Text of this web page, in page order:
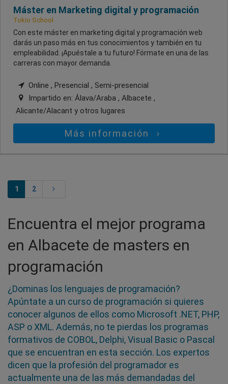
Máster en Marketing digital y programación
Tokio School
Con este máster en marketing digital y programación web
darás un paso más en tus conocimientos y también en tu
empleabilidad. ¡Apuéstale a tu futuro! Fórmate en una de las
carreras con mayor demanda.
Online , Presencial , Semi-presencial
Impartido en: Álava/Araba , Albacete ,
Alicante/Alacant y otros lugares
Más información
1 2
Encuentra el mejor programa
en Albacete de masters en
programación
¿Dominas los lenguajes de programación?
Apúntate a un curso de programación si quieres
conocer algunos de ellos como Microsoft .NET, PHP,
ASP o XML. Además, no te pierdas los programas
formativos de COBOL, Delphi, Visual Basic o Pascal
que se encuentran en esta sección. Los expertos
dicen que la profesión del programador es
actualmente una de las más demandadas del